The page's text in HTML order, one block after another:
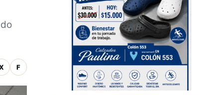
F